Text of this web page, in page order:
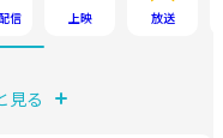
信 上映 放送
見る